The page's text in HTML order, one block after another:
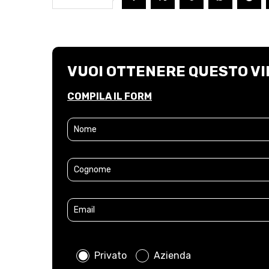
VUOI OTTENERE QUESTO
COMPILA IL FORM
Privato Azienda